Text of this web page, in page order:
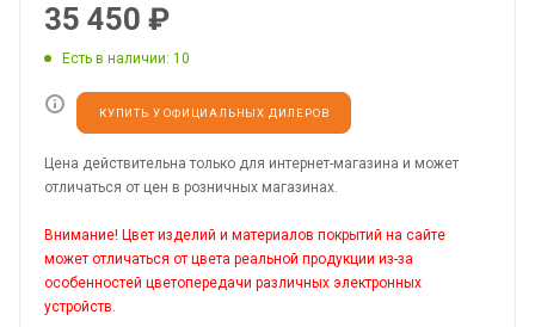
35 450 ₽
Есть в наличии: 10
КУПИТЬ У ОФИЦИАЛЬНЫХ ДИЛЕРОВ
Цена действительна только для интернет-магазина и может
отличаться от цен в розничных магазинах.
Внимание! Цвет изделий и материалов покрытий на сайте
может отличаться от цвета реальной продукции из-за
особенностей цветопередачи различных электронных
устройств.